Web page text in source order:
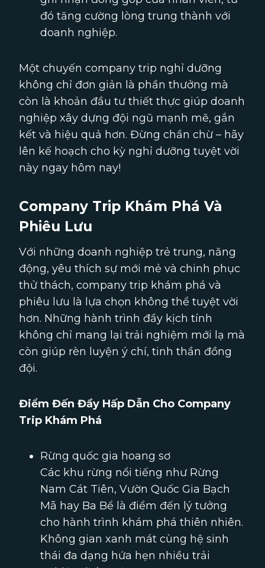
đó tăng cường lòng trung thành với
doanh nghiệp.
Một chuyến company trip nghỉ dưỡng
không chỉ đơn giản là phần thưởng mà
còn là khoản đầu tư thiết thực giúp doanh
nghiệp xây dựng đội ngũ mạnh mẽ, gắn
kết và hiệu quả hơn. Đừng chần chừ – hãy
lên kế hoạch cho kỳ nghỉ dưỡng tuyệt vời
này ngay hôm nay!
Company Trip Khám Phá Và
Phiêu Lưu
Với những doanh nghiệp trẻ trung, năng
động, yêu thích sự mới mẻ và chinh phục
thử thách, company trip khám phá và
phiêu lưu là lựa chọn không thể tuyệt vời
hơn. Những hành trình đầy kịch tính
không chỉ mang lại trải nghiệm mới lạ mà
còn giúp rèn luyện ý chí, tinh thần đồng
đội.
Điểm Đến Đầy Hấp Dẫn Cho Company
Trip Khám Phá
Rừng quốc gia hoang sơ
Các khu rừng nổi tiếng như Rừng
Nam Cát Tiên, Vườn Quốc Gia Bạch
Mã hay Ba Bể là điểm đến lý tưởng
cho hành trình khám phá thiên nhiên.
Không gian xanh mát cùng hệ sinh
thái đa dạng hứa hẹn nhiều trải